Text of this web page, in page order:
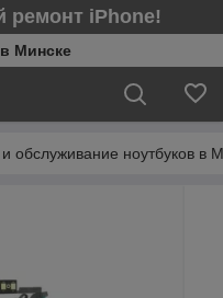
iPhone!
Минcке
обслуживание ноутбуков в